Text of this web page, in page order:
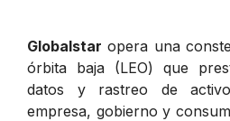
Globalstar opera una
órbita baja (LEO) que
datos y rastreo de
empresa, gobierno y